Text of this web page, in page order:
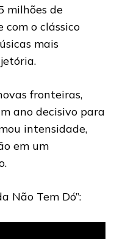
milhões de
com o clássico
mais
fronteiras,
ano decisivo para
intensidade,
em um
Não Tem Dó”: